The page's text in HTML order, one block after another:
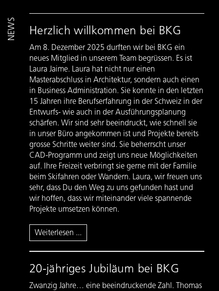
NEWS Herzlich willkommen bei BKG
Am 8. Dezember 2025 durften wir bei BKG ein
neues Mitglied in unserem Team begrüssen. Es ist
Laura Jaime. Laura hat nicht nur einen
Masterabschluss in Architektur, sondern auch einen
in Business Administration. Sie konnte in den letzten
15 Jahren ihre Berufserfahrung in der Schweiz in der
Entwurfs- wie auch in der Ausführungsplanung
schärfen. Wir sind sehr beeindruckt, wie schnell sie
in unser Büro angekommen ist und Projekte bereits
grosse Schritte weiter sind. Sie beherrscht unser
CAD-Programm und zeigt uns neue Möglichkeiten
auf. Ihre Freizeit verbringt sie gerne mit der Familie
beim Skifahren oder Wandern. Laura, wir freuen uns
sehr, dass Du den Weg zu uns gefunden hast und
wir hoffen, dass wir miteinander viele spannende
Projekte umsetzen können.
Weiterlesen ...
20-jähriges Jubiläum bei BKG
Zwanzig Jahre… eine beeindruckende Zahl. Thomas